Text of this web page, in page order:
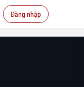
Đăng nhập